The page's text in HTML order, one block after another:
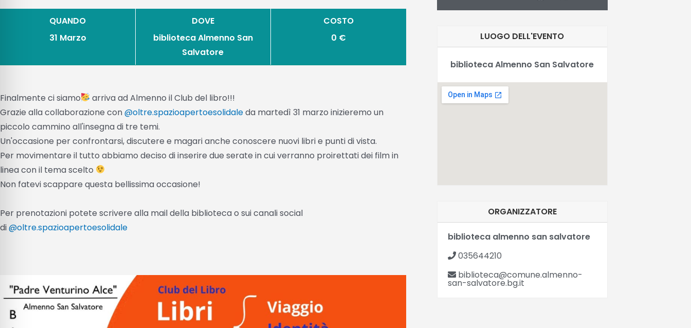
QUANDO
31 Marzo
DOVE
biblioteca Almenno San
Salvatore
COSTO
0 €
Finalmente ci siamo
arriva ad Almenno il Club del libro!!!
Grazie alla collaborazione con@oltre.spazioapertoesolidaleda martedì 31 marzo inizieremo un
piccolo cammino all'insegna di tre temi.
Un'occasione per confrontarsi, discutere e magari anche conoscere nuovi libri e punti di vista.
Per movimentare il tutto abbiamo deciso di inserire due serate in cui verranno proirettati dei film in
linea con il tema scelto
Non fatevi scappare questa bellissima occasione!
Per prenotazioni potete scrivere alla mail della biblioteca o sui canali social
di@oltre.spazioapertoesolidale
LUOGO DELL'EVENTO
biblioteca Almenno San Salvatore
ORGANIZZATORE
biblioteca almenno san salvatore
035644210
biblioteca@comune.almenno-
san-salvatore.bg.it